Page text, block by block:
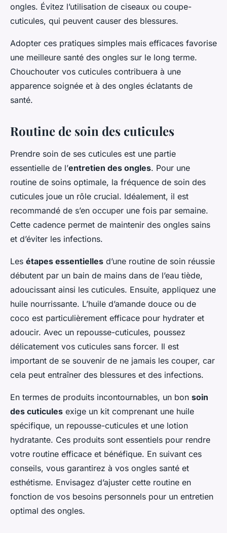
ongles. Évitez l’utilisation de ciseaux ou coupe-
cuticules, qui peuvent causer des blessures.
Adopter ces pratiques simples mais efficaces favorise
une meilleure santé des ongles sur le long terme.
Chouchouter vos cuticules contribuera à une
apparence soignée et à des ongles éclatants de
santé.
Routine de soin des cuticules
Prendre soin de ses cuticules est une partie
essentielle de l’entretien des ongles. Pour une
routine de soins optimale, la fréquence de soin des
cuticules joue un rôle crucial. Idéalement, il est
recommandé de s’en occuper une fois par semaine.
Cette cadence permet de maintenir des ongles sains
et d’éviter les infections.
Les étapes essentielles d’une routine de soin réussie
débutent par un bain de mains dans de l’eau tiède,
adoucissant ainsi les cuticules. Ensuite, appliquez une
huile nourrissante. L’huile d’amande douce ou de
coco est particulièrement efficace pour hydrater et
adoucir. Avec un repousse-cuticules, poussez
délicatement vos cuticules sans forcer. Il est
important de se souvenir de ne jamais les couper, car
cela peut entraîner des blessures et des infections.
En termes de produits incontournables, un bon soin
des cuticules exige un kit comprenant une huile
spécifique, un repousse-cuticules et une lotion
hydratante. Ces produits sont essentiels pour rendre
votre routine efficace et bénéfique. En suivant ces
conseils, vous garantirez à vos ongles santé et
esthétisme. Envisagez d’ajuster cette routine en
fonction de vos besoins personnels pour un entretien
optimal des ongles.